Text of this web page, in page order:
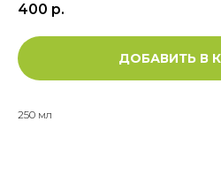
400 р.
ДОБАВИТЬ В
250 мл